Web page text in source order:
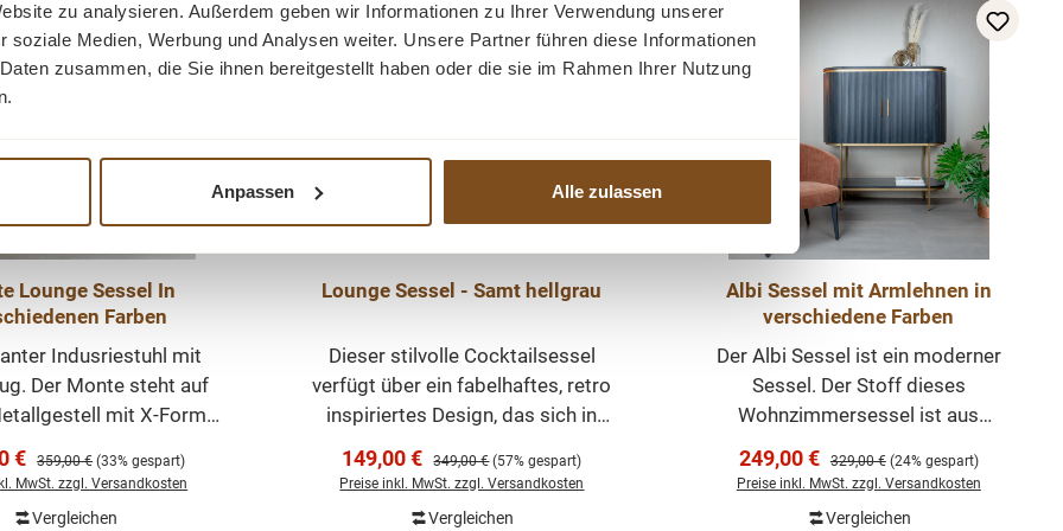
zu analysieren. Außerdem geben wir Informationen zu Ihrer Verwendung unserer
soziale Medien, Werbung und Analysen weiter. Unsere Partner führen diese Informationen
zusammen, die Sie ihnen bereitgestellt haben oder die sie im Rahmen Ihrer Nutzung
Anpassen Alle zulassen
teilmontiert
23,5 kg Moderner-Stil
strapazierfähiger
von WOHNPALAST
robusten, funktionalen
Design, manchmal mit
richtigen Kombination
der verwendeten
Materialien.
55 cm Armhöhe: 54 cm Montiert:
Nein Gewicht: 19 kg Die
Stuhlkollektion von WOHNPALAST
selbstbewusstem Charakter.
Industrial steht für cooles und
und der Qualität der verwendeten
sich um 180 Grad drehen.
Abmessungen (H/B/T): 95 x 84 x
82 cm Sitztiefe 54 cm Sitzhöhe 45
cm Armhöhe 63 cm
Lounge Sessel In
Farben
Indusriestuhl mit
Der Monte steht auf
mit X-Form
aus weichem, dickem
€ Regulärer Preis:
359,00 € (33% gespart)
MwSt. zzgl. Versandkosten
Vergleichen
Rabatt
-57%
Tipp
Lounge Sessel - Samt hellgrau
Dieser stilvolle Cocktailsessel
verfügt über ein fabelhaftes, retro
inspiriertes Design, das sich in
schwarzen Metallbeinen und Soft-
Verkaufspreis:
149,00 € Regulärer Preis:
349,00 € (57% gespart)
Preise inkl. MwSt. zzgl. Versandkosten
Vergleichen
Rabatt
-24%
Albi Sessel mit Armlehnen in
verschiedene Farben
Der Albi Sessel ist ein moderner
Sessel. Der Stoff dieses
Wohnzimmersessel ist aus
ist aus schwarzem
Verkaufspreis:
249,00 € Regulärer Preis:
329,00 € (24% gespart)
Preise inkl. MwSt. zzgl. Versandkosten
Vergleichen